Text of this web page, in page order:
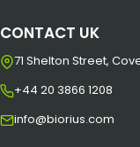
CONTACT UK
71 Shelton Street,
+44 20 3866 1208
info@biorius.com